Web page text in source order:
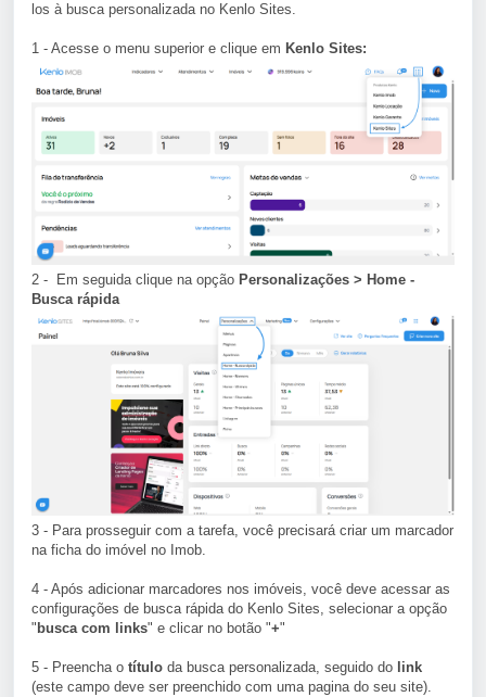
los à busca personalizada no Kenlo Sites.
1 - Acesse o menu superior e clique em Kenlo Sites:
2 - Em seguida clique na opção Personalizações > Home -
Busca rápida
3 - Para prosseguir com a tarefa, você precisará criar um marcador
na ficha do imóvel no Imob.
4 - Após adicionar marcadores nos imóveis, você deve acessar as
configurações de busca rápida do Kenlo Sites, selecionar a opção
" busca com links" e clicar no botão "+"
5 - Preencha o título da busca personalizada, seguido do link
(este campo deve ser preenchido com uma pagina do seu site).